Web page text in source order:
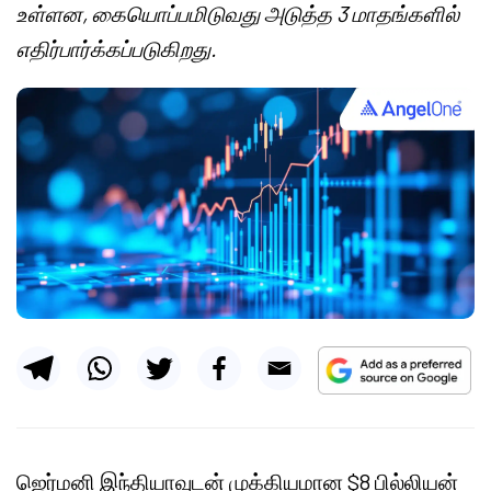
உள்ளன, கையொப்பமிடுவது அடுத்த 3 மாதங்களில்
எதிர்பார்க்கப்படுகிறது.
ஜெர்மனி இந்தியாவுடன் முக்கியமான $8 பில்லியன்